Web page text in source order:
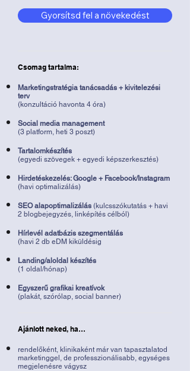
Csomag tartalma:
Marketingstratégia tanácsadás + kivitelezési
terv
(konzultáció havonta 4 óra)
Social media management
(3 platform, heti 3 poszt)
Tartalomkészítés
(egyedi szövegek + egyedi képszerkesztés)
Hirdetéskezelés: Google + Facebook/Instagram
(havi optimalizálás)
SEO alapoptimalizálás (kulcsszókutatás + havi
2 blogbejegyzés, linképítés célból)
Hírlevél adatbázis szegmentálás
(havi 2 db eDM kiküldésig
Landing/aloldal készítés
(1 oldal/hónap)
Egyszerű grafikai kreatívok
(plakát, szórólap, social banner)
Ajánlott neked, ha…
rendelőként, klinikaként már van tapasztalatod
marketinggel, de professzionálisabb, egységes
megjelenésre vágysz
Gyorsítsd fel a növekedést